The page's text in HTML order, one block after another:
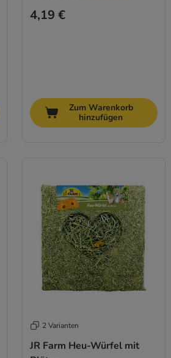
4,19 €
Zum Warenkorb
hinzufügen
2 Varianten
JR Farm Heu-Würfel mit